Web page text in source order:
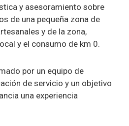
y asesoramiento sobre
de una pequeña zona de
y de la zona,
y el consumo de km 0.
por un equipo de
de servicio y un objetivo
una experiencia